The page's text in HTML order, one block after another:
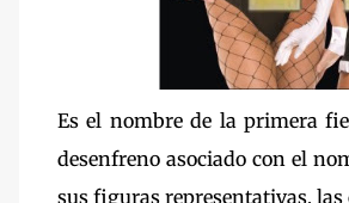
Es el nombre de la primera
desenfreno asociado con el
sus figuras representativas, las